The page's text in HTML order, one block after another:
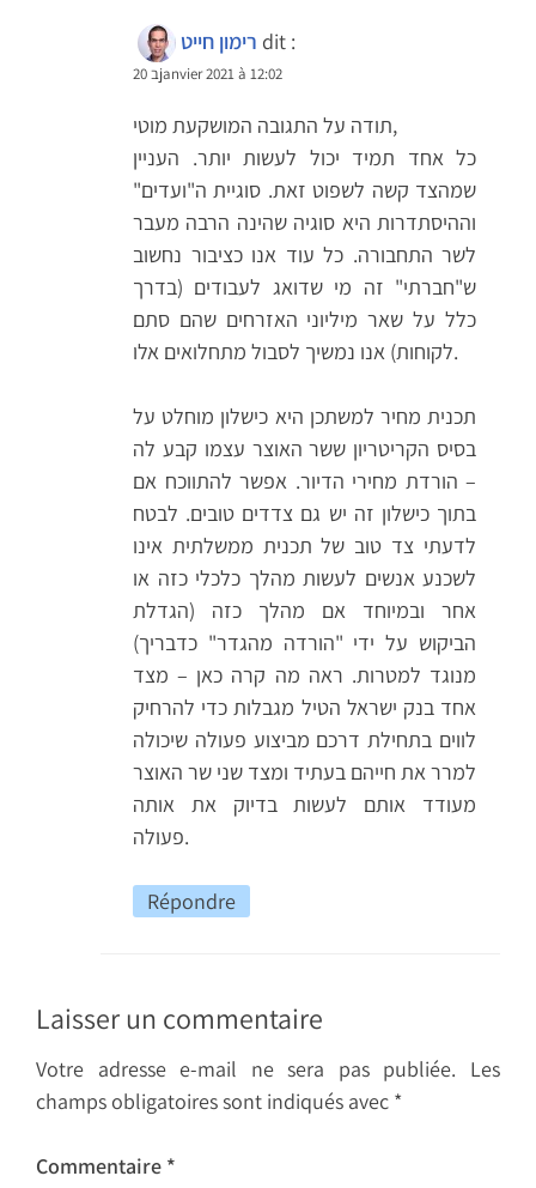
רימון חייט dit :
20 בjanvier 2021 à 12:02
תודה על התגובה המושקעת מוטי,
כל אחד תמיד יכול לעשות יותר. העניין
שמהצד קשה לשפוט זאת. סוגיית ה"ועדים"
וההיסתדרות היא סוגיה שהינה הרבה מעבר
לשר התחבורה. כל עוד אנו כציבור נחשוב
ש"חברתי" זה מי שדואג לעבודים (בדרך
כלל על שאר מיליוני האזרחים שהם סתם
לקוחות) אנו נמשיך לסבול מתחלואים אלו.
תכנית מחיר למשתכן היא כישלון מוחלט על
בסיס הקריטריון ששר האוצר עצמו קבע לה
– הורדת מחירי הדיור. אפשר להתווכח אם
בתוך כישלון זה יש גם צדדים טובים. לבטח
לדעתי צד טוב של תכנית ממשלתית אינו
לשכנע אנשים לעשות מהלך כלכלי כזה או
אחר ובמיוחד אם מהלך כזה (הגדלת
הביקוש על ידי "הורדה מהגדר" כדבריך)
מנוגד למטרות. ראה מה קרה כאן – מצד
אחד בנק ישראל הטיל מגבלות כדי להרחיק
לווים בתחילת דרכם מביצוע פעולה שיכולה
למרר את חייהם בעתיד ומצד שני שר האוצר
מעודד אותם לעשות בדיוק את אותה
פעולה.
Répondre
Laisser un commentaire
Votre adresse e-mail ne sera pas publiée.
Les
champs obligatoires sont indiqués avec *
Commentaire *